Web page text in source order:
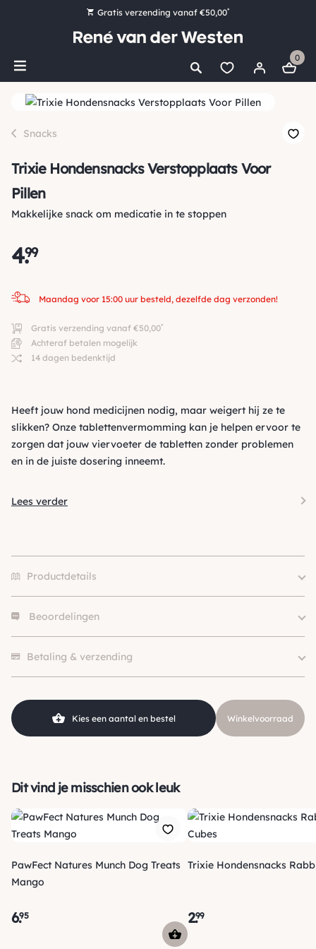
Gratis verzending vanaf €50,00*
Bestel nu, betaal later met Klarna
Ruim 16.000 artikelen op voorraad
0
Snacks
Trixie Hondensnacks Verstopplaats Voor
Pillen
Makkelijke snack om medicatie in te stoppen
4.
99
Maandag voor 15:00 uur besteld, dezelfde dag verzonden!
Gratis verzending vanaf €50,00*
Achteraf betalen mogelijk
14 dagen bedenktijd
Heeft jouw hond medicijnen nodig, maar weigert hij ze te
slikken? Onze tablettenvermomming kan je helpen ervoor te
zorgen dat jouw viervoeter de tabletten zonder problemen
en in de juiste dosering inneemt.
Lees verder
Productdetails
Merk
SKU
210000021732
Beoordelingen
Betaling & verzending
Kies een aantal en bestel Winkelvoorraad
Dit vind je misschien ook leuk
PawFect Natures Munch Dog Treats
Mango
6.95
Trixie Hondensnacks
2.99